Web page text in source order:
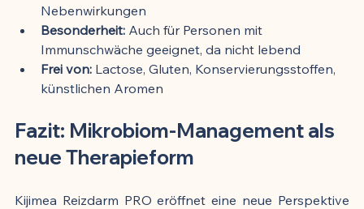
Nebenwirkungen
Besonderheit: Auch für Personen mit
Immunschwäche geeignet, da nicht lebend
Frei von: Lactose, Gluten, Konservierungsstoffen,
künstlichen Aromen
Fazit: Mikrobiom-Management als
neue Therapieform
Kijimea Reizdarm PRO eröffnet eine neue Perspektive